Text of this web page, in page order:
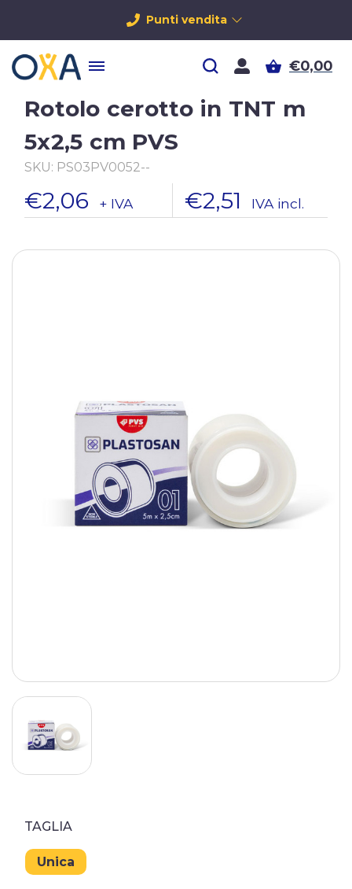
Punti vendita
€0,00
Rotolo cerotto in TNT m
5x2,5 cm PVS
SKU: PS03PV0052--
€2,06 + IVA €2,51 IVA incl.
TAGLIA
Unica